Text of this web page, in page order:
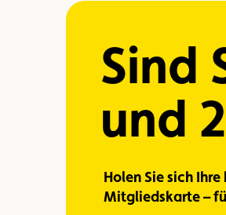
Sind
und
Holen Sie sich
Mitgliedskarte –